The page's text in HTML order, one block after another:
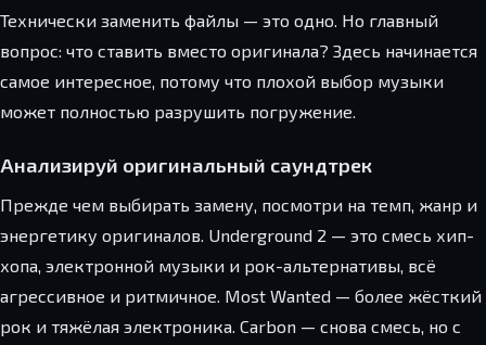
Технически заменить файлы — это одно. Но главный
вопрос: что ставить вместо оригинала? Здесь начинается
самое интересное, потому что плохой выбор музыки
может полностью разрушить погружение.
Анализируй оригинальный саундтрек
Прежде чем выбирать замену, посмотри на темп, жанр и
энергетику оригиналов. Underground 2 — это смесь хип-
хопа, электронной музыки и рок-альтернативы, всё
агрессивное и ритмичное. Most Wanted — более жёсткий
рок и тяжёлая электроника. Carbon — снова смесь, но с